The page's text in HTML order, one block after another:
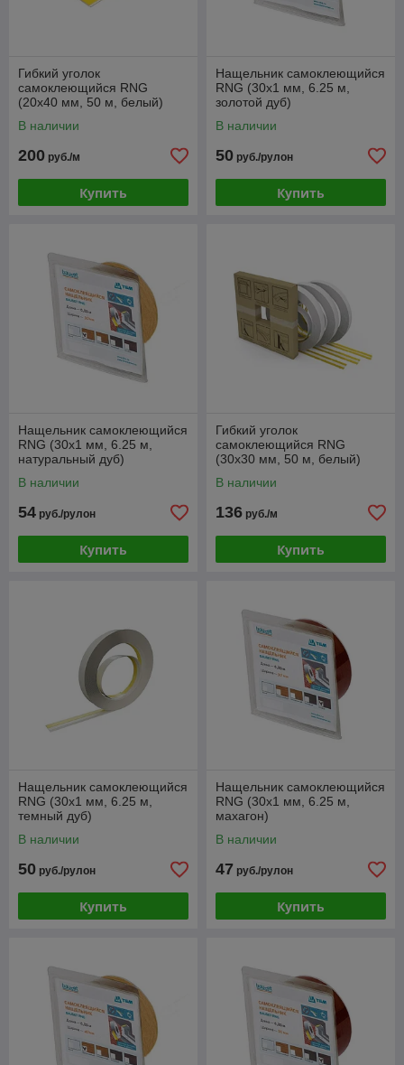
Гибкий уголок
самоклеющийся RNG
(20х40 мм, 50 м, белый)
В наличии
200 руб./м
Купить
Нащельник самоклеющийся
RNG (30x1 мм, 6.25 м,
золотой дуб)
В наличии
50 руб./рулон
Купить
Нащельник самоклеющийся
RNG (30x1 мм, 6.25 м,
натуральный дуб)
В наличии
54 руб./рулон
Купить
Гибкий уголок
самоклеющийся RNG
(30х30 мм, 50 м, белый)
В наличии
136 руб./м
Купить
Нащельник самоклеющийся
RNG (30x1 мм, 6.25 м,
темный дуб)
В наличии
50 руб./рулон
Купить
Нащельник самоклеющийся
RNG (30x1 мм, 6.25 м,
махагон)
В наличии
47 руб./рулон
Купить